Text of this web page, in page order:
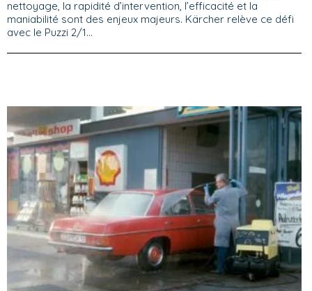
nettoyage, la rapidité d’intervention, l’efficacité et la
maniabilité sont des enjeux majeurs. Kärcher relève ce défi
avec le Puzzi 2/1...